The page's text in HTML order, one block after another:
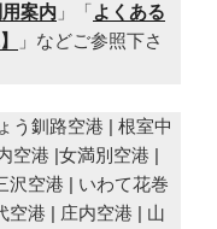
案内 」「よくある
」などご参照下さ
う釧路空港 | 根室中
空港 |女満別空港 |
沢空港 | いわて花巻
空港 | 庄内空港 | 山